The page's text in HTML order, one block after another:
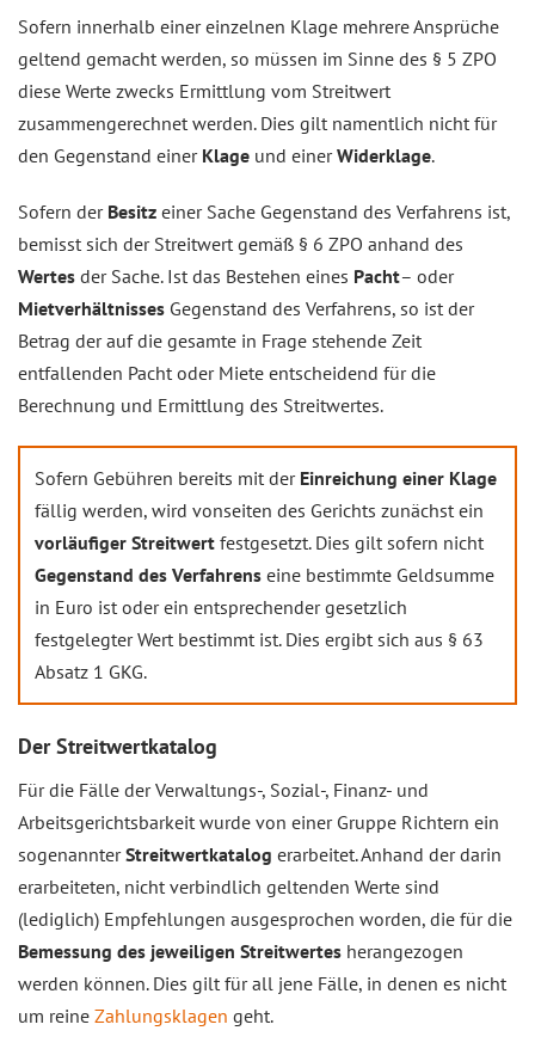
Sofern innerhalb einer einzelnen Klage mehrere Ansprüche
geltend gemacht werden, so müssen im Sinne des § 5 ZPO
diese Werte zwecks Ermittlung vom Streitwert
zusammengerechnet werden. Dies gilt namentlich nicht für
den Gegenstand einer Klage und einerWiderklage.
Sofern der Besitz einer Sache Gegenstand des Verfahrens ist,
bemisst sich der Streitwert gemäß § 6 ZPO anhand des
Wertes der Sache. Ist das Bestehen eines Pacht– oder
Mietverhältnisses Gegenstand des Verfahrens, so ist der
Betrag der auf die gesamte in Frage stehende Zeit
entfallenden Pacht oder Miete entscheidend für die
Berechnung und Ermittlung des Streitwertes.
Sofern Gebühren bereits mit der Einreichung einer Klage
fällig werden, wird vonseiten des Gerichts zunächst ein
vorläufiger Streitwert festgesetzt. Dies gilt sofern nicht
Gegenstand des Verfahrens eine bestimmte Geldsumme
in Euro ist oder ein entsprechender gesetzlich
festgelegter Wert bestimmt ist. Dies ergibt sich aus § 63
Absatz 1 GKG.
Der Streitwertkatalog
Für die Fälle der Verwaltungs-, Sozial-, Finanz- und
Arbeitsgerichtsbarkeit wurde von einer Gruppe Richtern ein
sogenannterStreitwertkatalog erarbeitet. Anhand der darin
erarbeiteten, nicht verbindlich geltenden Werte sind
(lediglich) Empfehlungen ausgesprochen worden, die für die
Bemessung des jeweiligen Streitwertes herangezogen
werden können. Dies gilt für all jene Fälle, in denen es nicht
um reine Zahlungsklagen geht.